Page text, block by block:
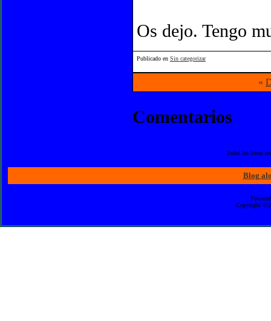
Os dejo. Tengo
Publicado en Sin categorizar
«
Comentarios
Todas las horas
Blog
Copyright